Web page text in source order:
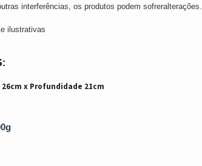
interferências, os produtos podem sofreralterações.
ilustrativas
x Profundidade 21cm